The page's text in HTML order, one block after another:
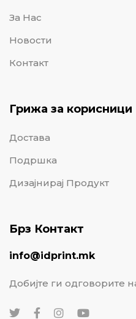
За Нас
Новости
Контакт
Грижа за корисници
Достава
Подршка
Дизајнирај Продукт
Брз Контакт
info@idprint.mk
Добијте ги одговорите